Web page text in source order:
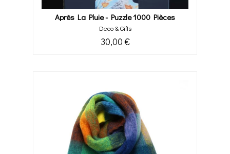
Après La Pluie - Puzzle 1000 Pièces
Deco & Gifts
30,00 €